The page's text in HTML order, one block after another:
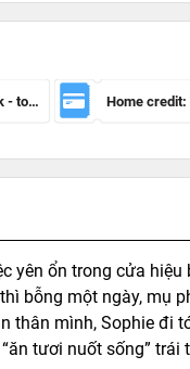
Mã giảm 100k - toàn sàn
yên ổn trong cửa
bỗng một ngày, mụ
thân mình, Sophie đi
tươi nuốt sống” trái